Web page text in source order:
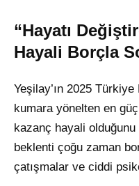
“Hayatı
Hayali Borçla
Yeşilay’ın 2025
kumara yönelten en
kazanç hayali
beklenti çoğu zaman
çatışmalar ve ciddi